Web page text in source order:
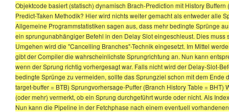
Objektcode basiert (statisch) dynamisch Brach-Prediction mit History
Predict-Taken Methodik? Hier wird nichts weiter gemacht als entweder
Allgemeine Programmstatistiken sagen aus, dass mehr bedingte Sprünge
ein sprungunabhängiger Befehl in den Delay Slot eingeschleust. Dies
Umgehen wird die "Cancelling Branches"-Technik eingesetzt. Im Mittel
gibt der Compiler die wahrscheinlichste Sprungrichtung an. Nun kann
wenn der Sprung richtig vorhergesagt war. Falls nicht wird der Delay-Slot-
bedingte Sprünge zu vermeiden, sollte das Sprungziel schon mit dem
target-buffer = BTB) Sprungvorhersage-Puffer (Branch History Table =
(oder mehr) vermerkt, ob ein Sprung durchgeführt wurde oder nicht. Als
Nun kann die Pipeline in der Fetchphase nach einem eventuell